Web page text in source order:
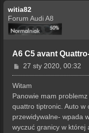
witia82
Forum Audi A8
A6 C5 avant
P
o
s
27 sty 2020, 00:32
Witam
Panowie mam
quattro tiptronic. Auto w
przewidywalne- wpada
wyczuć granicy w której